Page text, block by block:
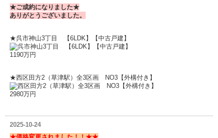
★ご成約になりました★
ありがとうございました。
★呉市神山3丁目 【6LDK】【中古戸建】
1190万円
★西区田方2（草津駅）全3区画 NO3【外構付き】
2980万円
2025-10-24